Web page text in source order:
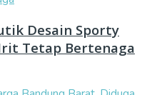
Desain Sporty
Tetap Bertenaga